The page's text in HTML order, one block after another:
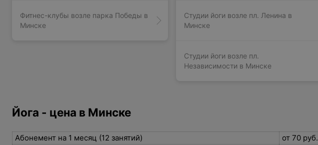
Фитнес-клубы возле парка Победы в
Минске
Студии йоги возле пл. Ленина в
Минске
Студии йоги возле пл.
Независимости в Минске
Йога - цена в Минске
Абонемент на 1 месяц (12 занятий)
от 70 руб.